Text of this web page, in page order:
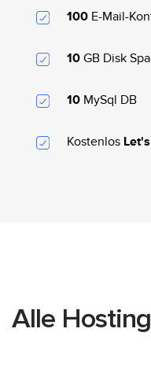
100 E-Mail-
10 GB Disk
10 MySql DB
Kostenlos
Alle